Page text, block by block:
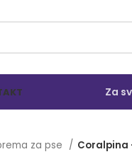
Za
za pse Coralpina